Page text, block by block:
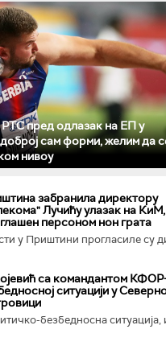
пред одлазак на ЕП у
сам форми, желим да
нивоу
забранила директору
Лучићу улазак на КиМ,
персоном нон грата
у Приштини прогласиле су
са командантом
ситуацији у
безбедносна ситуација,